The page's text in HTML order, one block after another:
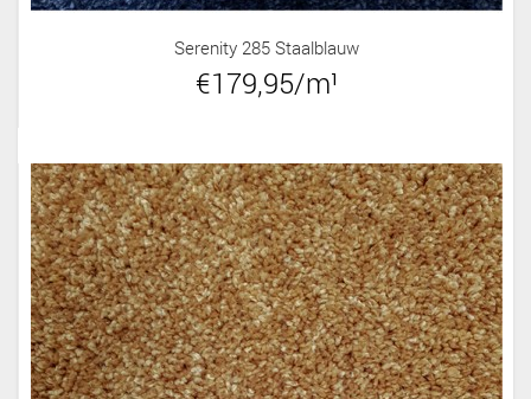
Serenity 285 Staalblauw
€179,95/m¹